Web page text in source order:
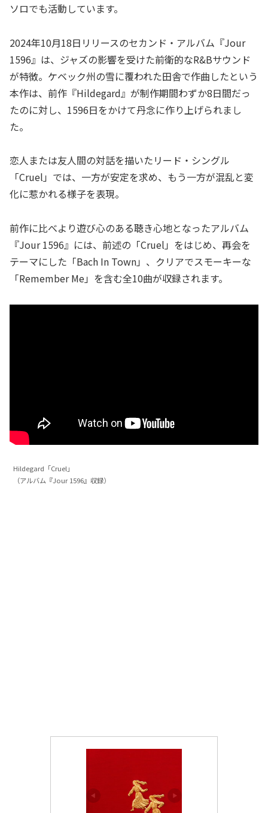
ソロでも活動しています。
2024年10月18日リリースのセカンド・アルバム『Jour
1596』は、ジャズの影響を受けた前衛的なR&Bサウンド
が特徴。ケベック州の雪に覆われた田舎で作曲したという
本作は、前作『Hildegard』が制作期間わずか8日間だっ
たのに対し、1596日をかけて丹念に作り上げられまし
た。
恋人または友人間の対話を描いたリード・シングル
「Cruel」では、一方が安定を求め、もう一方が混乱と変
化に惹かれる様子を表現。
前作に比べより遊び心のある聴き心地となったアルバム
『Jour 1596』には、前述の「Cruel」をはじめ、再会を
テーマにした「Bach In Town」、クリアでスモーキーな
「Remember Me」を含む全10曲が収録されます。
Hildegard「Cruel」
（アルバム『Jour 1596』収録）